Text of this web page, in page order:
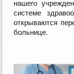
нашего
системе
открываются
больнице.